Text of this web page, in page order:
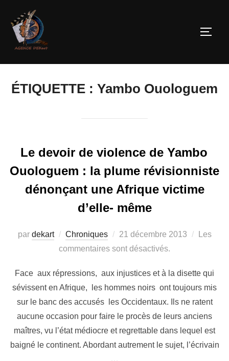
ÉTIQUETTE : Yambo Ouologuem
Le devoir de violence de Yambo
Ouologuem : la plume révisionniste
dénonçant une Afrique victime
d’elle- même
par dekart Chroniques 21 décembre 2013
Les
commentaires sont désactivés.
Face aux répressions, aux injustices et à la disette qui
sévissent en Afrique, les hommes noirs ont toujours mis
sur le banc des accusés les Occidentaux. Ils ne ratent
aucune occasion pour faire le procès de leurs anciens
maîtres, vu l’état médiocre et regrettable dans lequel est
baigné le continent. Abordant autrement le sujet, l’écrivain
…